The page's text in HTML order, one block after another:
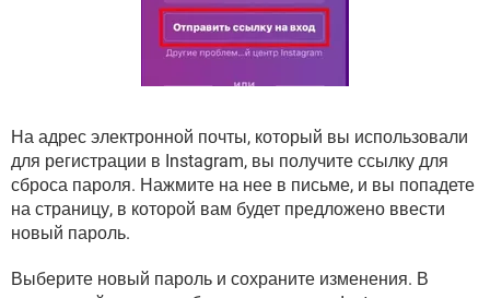
На адрес электронной почты, который вы использовали
для регистрации в Instagram, вы получите ссылку для
сброса пароля. Нажмите на нее в письме, и вы попадете
на страницу, в которой вам будет предложено ввести
новый пароль.
Выберите новый пароль и сохраните изменения. В